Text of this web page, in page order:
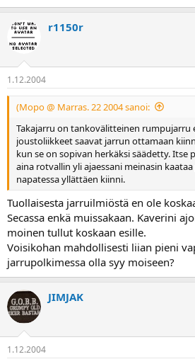
r1150r
1.12.2004
(Mopo @ Marras. 22 2004 sanoi:
Takajarru on tankovälitteinen rumpujarru
joustoliikkeet saavat jarrun ottamaan
kun se on sopivan herkäksi säädetty. Itse
aina rotvallin yli ajaessani meinasin
napatessa yllättäen kiinni.
Tuollaisesta jarruilmiöstä en ole
Secassa enkä muissakaan. Kaverini
moinen tullut koskaan esille.
Voisikohan mahdollisesti liian pieni
jarrupolkimessa olla syy moiseen?
JIMJAK
1.12.2004